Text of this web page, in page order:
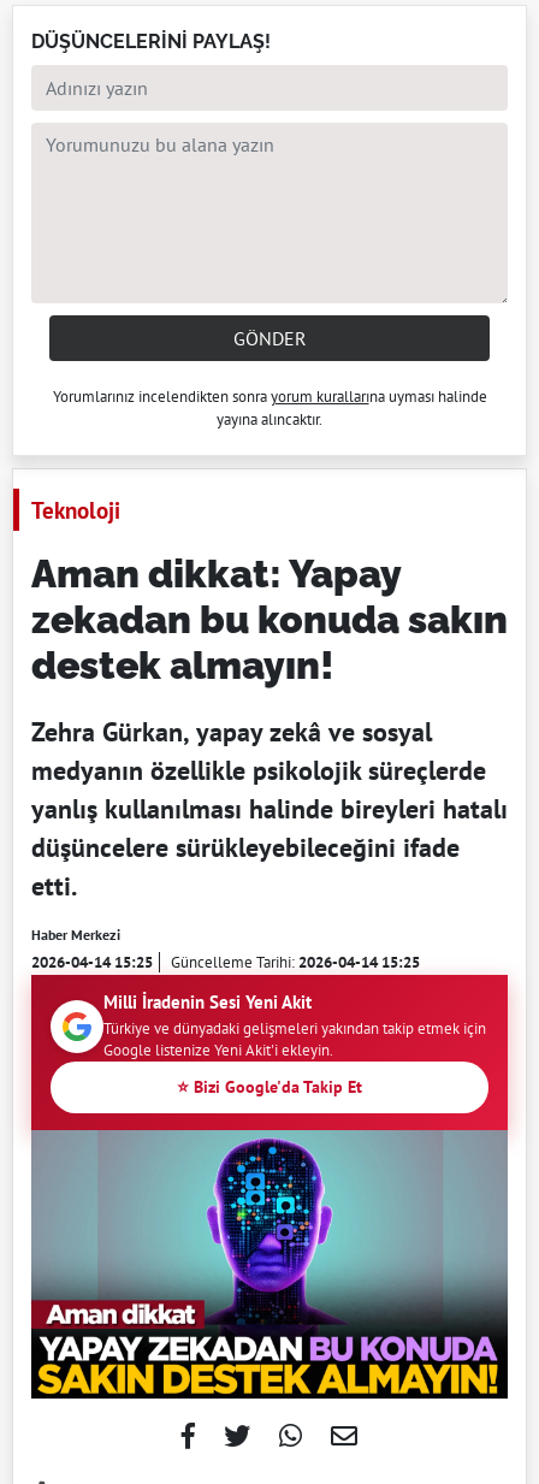
DÜŞÜNCELERİNİ PAYLAŞ!
GÖNDER
Yorumlarınız incelendikten sonrayorum kurallarına uyması halinde
yayına alıncaktır.
Teknoloji
Aman dikkat: Yapay
zekadan bu konuda sakın
destek almayın!
Zehra Gürkan, yapay zekâ ve sosyal
medyanın özellikle psikolojik süreçlerde
yanlış kullanılması halinde bireyleri hatalı
düşüncelere sürükleyebileceğini ifade
etti.
Haber Merkezi
2026-04-14 15:25 Güncelleme Tarihi:2026-04-14 15:25
Milli İradenin Sesi Yeni Akit
Türkiye ve dünyadaki gelişmeleri yakından takip etmek için
Google listenize Yeni Akit'i ekleyin.
⭐ Bizi Google'da Takip Et